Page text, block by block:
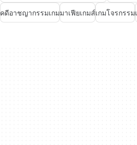
คดีอาชญากรรมเกมมาเฟียเกมส์เกมโจรกรรม